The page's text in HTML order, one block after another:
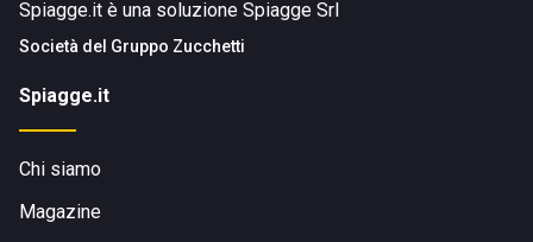
Spiagge.it è una soluzione Spiagge Srl
Società del Gruppo Zucchetti
Spiagge.it
Chi siamo
Magazine